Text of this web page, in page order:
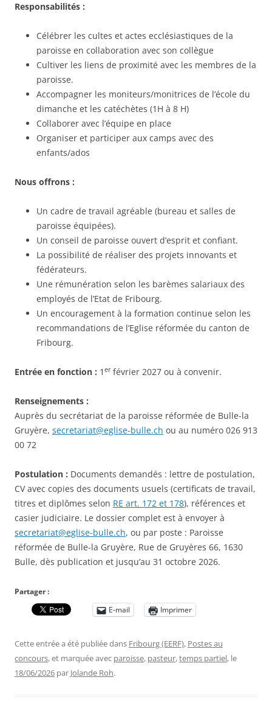
Responsabilités :
Célébrer les cultes et actes ecclésiastiques de la
paroisse en collaboration avec son collègue
Cultiver les liens de proximité avec les membres de la
paroisse.
Accompagner les moniteurs/monitrices de l’école du
dimanche et les catéchètes (1H à 8 H)
Collaborer avec l’équipe en place
Organiser et participer aux camps avec des
enfants/ados
Nous offrons :
Un cadre de travail agréable (bureau et salles de
paroisse équipées).
Un conseil de paroisse ouvert d’esprit et confiant.
La possibilité de réaliser des projets innovants et
fédérateurs.
Une rémunération selon les barèmes salariaux des
employés de l’Etat de Fribourg.
Un encouragement à la formation continue selon les
recommandations de l’Eglise réformée du canton de
Fribourg.
Entrée en fonction : 1 er février 2027 ou à convenir.
Renseignements :
Auprès du secrétariat de la paroisse réformée de Bulle-la
Gruyère, secretariat@eglise-bulle.ch ou au numéro 026 913
00 72
Postulation : Documents demandés : lettre de postulation,
CV avec copies des documents usuels (certificats de travail,
titres et diplômes selon RE art. 172 et 178), références et
casier judiciaire. Le dossier complet est à envoyer à
secretariat@eglise-bulle.ch, ou par poste : Paroisse
réformée de Bulle-la Gruyère, Rue de Gruyères 66, 1630
Bulle, dès publication et jusqu’au 31 octobre 2026.
Partager :
E-mail
Imprimer
Cette entrée a été publiée dans Fribourg (EERF), Postes au
concours, et marquée avec paroisse, pasteur,temps partiel, le
18/06/2026 par Jolande Roh.